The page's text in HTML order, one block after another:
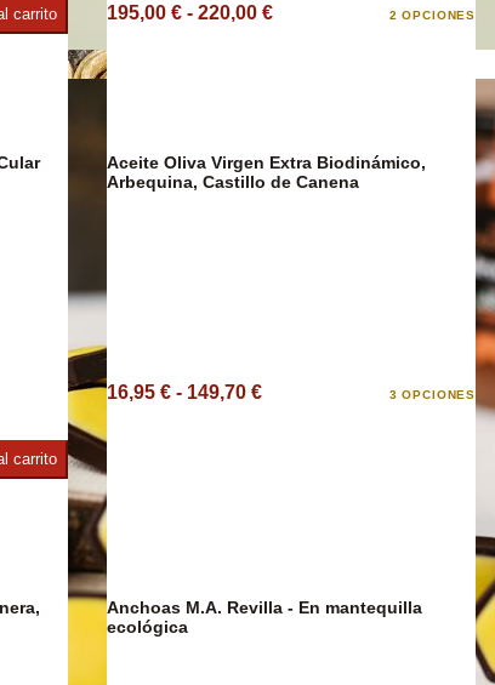
carrito 195,00 € - 220,00 € 2 OPCIONES
carrito
DESCUENTO
Aceite Oliva Virgen Extra Biodinámico,
Arbequina, Castillo de Canena
16,95 € - 149,70 € 3 OPCIONES
23%
Anchoas M.A. Revilla - En mantequilla
ecológica